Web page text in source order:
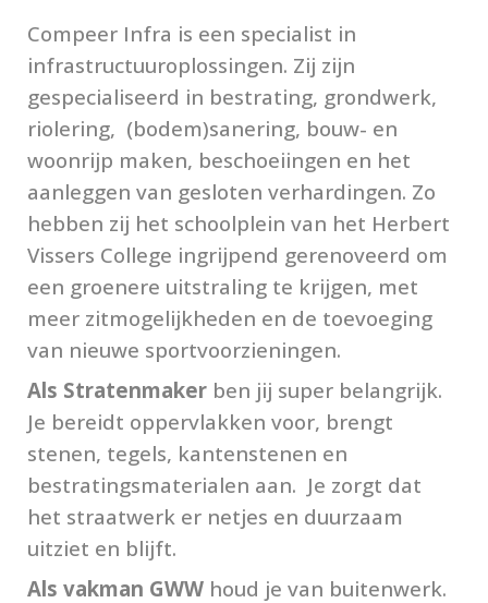
Compeer Infra is een specialist in
infrastructuuroplossingen. Zij zijn
gespecialiseerd in bestrating, grondwerk,
riolering, (bodem)sanering, bouw- en
woonrijp maken, beschoeiingen en het
aanleggen van gesloten verhardingen. Zo
hebben zij het schoolplein van het Herbert
Vissers College ingrijpend gerenoveerd om
een groenere uitstraling te krijgen, met
meer zitmogelijkheden en de toevoeging
van nieuwe sportvoorzieningen.
Als Stratenmaker ben jij super belangrijk.
Je bereidt oppervlakken voor, brengt
stenen, tegels, kantenstenen en
bestratingsmaterialen aan. Je zorgt dat
het straatwerk er netjes en duurzaam
uitziet en blijft.
Alsvakman GWW houd je van buitenwerk.